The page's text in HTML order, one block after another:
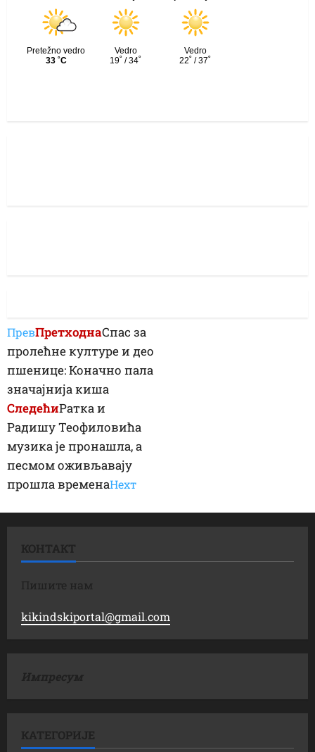
ПревПретходнаСпас за
пролећне културе и део
пшенице: Коначно пала
значајнија киша
СледећиРатка и
Радишу Теофиловића
музика је пронашла, а
песмом оживљавају
прошла временаНеxт
КОНТАКТ
Пишите нам
kikindskiportal@gmail.com
Импресум
КАТЕГОРИЈЕ